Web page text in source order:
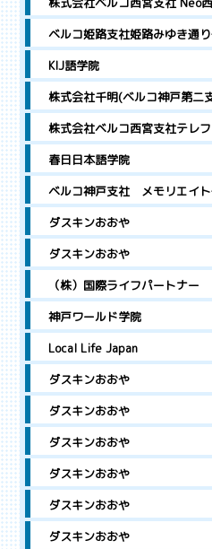
ベルコ姫路支社姫路みゆき通
KIJ語学院
株式会社千明(ベルコ神戸第二
株式会社ベルコ西宮支社テレ
春日日本語学院
ベルコ神戸支社 メモリエイ
ダスキンおおや
ダスキンおおや
（株）国際ライフパートナー
神戸ワールド学院
Local Life Japan
ダスキンおおや
ダスキンおおや
ダスキンおおや
ダスキンおおや
ダスキンおおや
ダスキンおおや